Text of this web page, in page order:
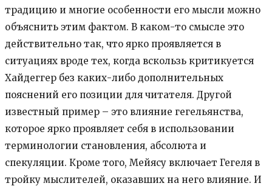
традицию и многие особенности его мысли можно
объяснить этим фактом. В каком-то смысле это
действительно так, что ярко проявляется в
ситуациях вроде тех, когда вскользь критикуется
Хайдеггер без каких-либо дополнительных
пояснений его позиции для читателя. Другой
известный пример – это влияние гегельянства,
которое ярко проявляет себя в использовании
терминологии становления, абсолюта и
спекуляции. Кроме того, Мейясу включает Гегеля в
тройку мыслителей, оказавших на него влияние. И